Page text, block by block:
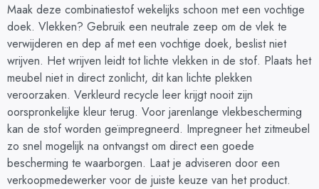
Maak deze combinatiestof wekelijks schoon met een vochtige
doek. Vlekken? Gebruik een neutrale zeep om de vlek te
verwijderen en dep af met een vochtige doek, beslist niet
wrijven. Het wrijven leidt tot lichte vlekken in de stof. Plaats het
meubel niet in direct zonlicht, dit kan lichte plekken
veroorzaken. Verkleurd recycle leer krijgt nooit zijn
oorspronkelijke kleur terug. Voor jarenlange vlekbescherming
kan de stof worden geïmpregneerd. Impregneer het zitmeubel
zo snel mogelijk na ontvangst om direct een goede
bescherming te waarborgen. Laat je adviseren door een
verkoopmedewerker voor de juiste keuze van het product.